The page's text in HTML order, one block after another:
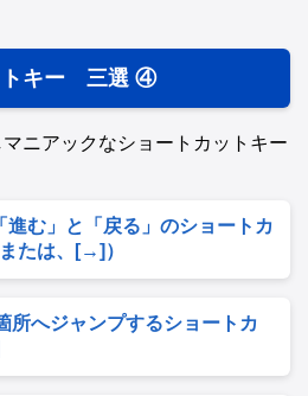
トキー 三選 ④
ニアックなショートカットキー
進む」と「戻る」のショートカ
たは、[→]）
所へジャンプするショートカ